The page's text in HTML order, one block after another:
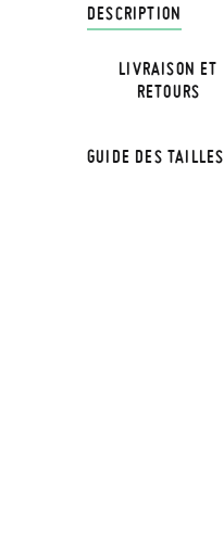
DESCRIPTION
LIVRAISON ET
RETOURS
GUIDE DES TAILLES